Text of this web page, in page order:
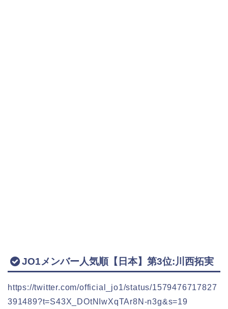
JO1メンバー人気順【日本】第3位:川西拓実
https://twitter.com/official_jo1/status/1579476717827
391489?t=S43X_DOtNIwXqTAr8N-n3g&s=19